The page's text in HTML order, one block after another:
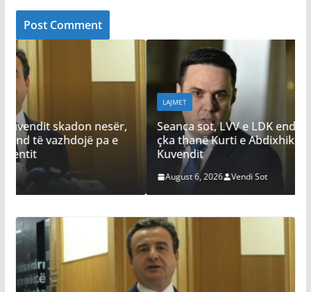
Seanca sot, LVV e LDK ende pa marrëveshje –
çka thanë Kurti e Abdixhiku për konstituimin e
August 6, 2026